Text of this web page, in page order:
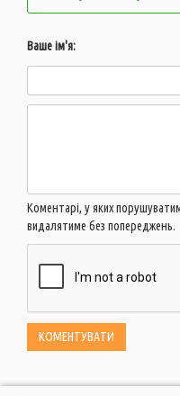
Ваше ім'я:
Коментарі, у яких
видалятиме без попереджень.